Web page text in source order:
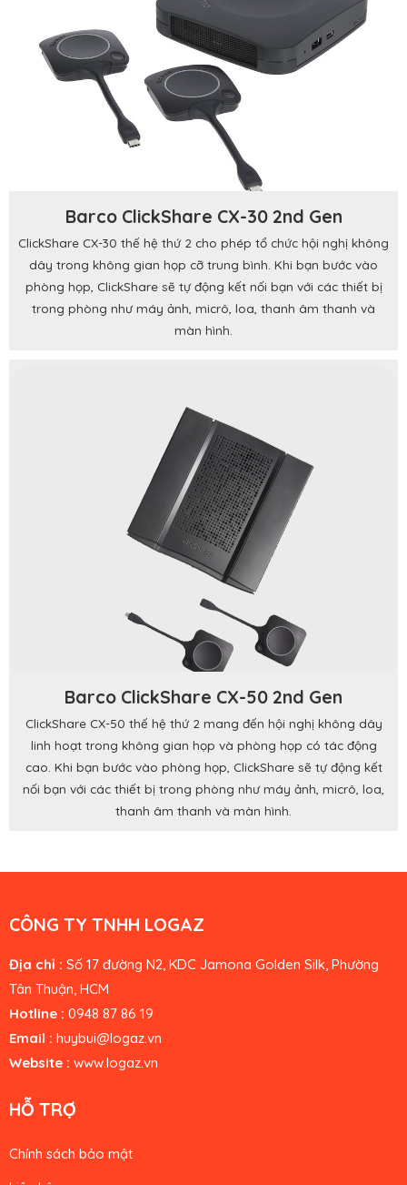
Barco ClickShare CX-30 2nd Gen
ClickShare CX-30 thế hệ thứ 2 cho phép tổ chức hội nghị không
dây trong không gian họp cỡ trung bình. Khi bạn bước vào
phòng họp, ClickShare sẽ tự động kết nối bạn với các thiết bị
trong phòng như máy ảnh, micrô, loa, thanh âm thanh và
màn hình.
Barco ClickShare CX-50 2nd Gen
ClickShare CX-50 thế hệ thứ 2 mang đến hội nghị không dây
linh hoạt trong không gian họp và phòng họp có tác động
cao. Khi bạn bước vào phòng họp, ClickShare sẽ tự động kết
nối bạn với các thiết bị trong phòng như máy ảnh, micrô, loa,
thanh âm thanh và màn hình.
CÔNG TY TNHH LOGAZ
Địa chỉ : Số 17 đường N2, KDC Jamona Golden Silk, Phường
Tân Thuận, HCM
Hotline : 0948 87 86 19
Email : huybui@logaz.vn
Website : www.logaz.vn
HỖ TRỢ
Chính sách bảo mật